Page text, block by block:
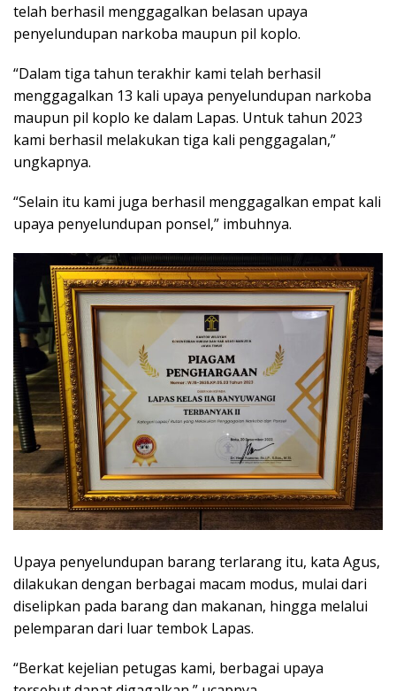
telah berhasil menggagalkan belasan upaya
penyelundupan narkoba maupun pil koplo.
“Dalam tiga tahun terakhir kami telah berhasil
menggagalkan 13 kali upaya penyelundupan narkoba
maupun pil koplo ke dalam Lapas. Untuk tahun 2023
kami berhasil melakukan tiga kali penggagalan,”
ungkapnya.
“Selain itu kami juga berhasil menggagalkan empat kali
upaya penyelundupan ponsel,” imbuhnya.
Upaya penyelundupan barang terlarang itu, kata Agus,
dilakukan dengan berbagai macam modus, mulai dari
diselipkan pada barang dan makanan, hingga melalui
pelemparan dari luar tembok Lapas.
“Berkat kejelian petugas kami, berbagai upaya